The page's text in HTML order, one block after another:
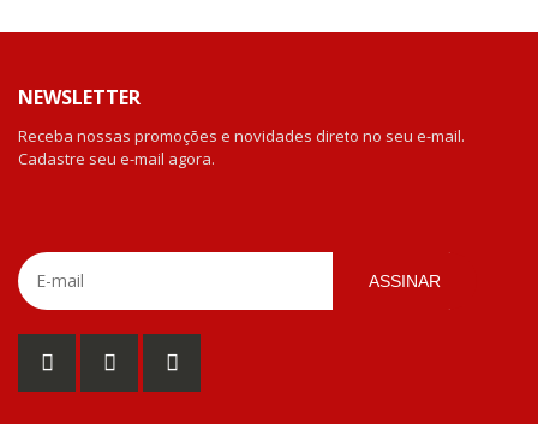
NEWSLETTER
Receba nossas promoções e novidades direto no seu e-mail.
Cadastre seu e-mail agora.
ASSINAR